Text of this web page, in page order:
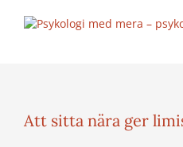
Att sitta nära ger